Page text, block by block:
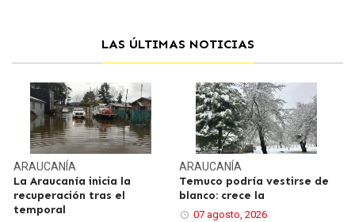
LAS ÚLTIMAS NOTICIAS
ARAUCANÍA
La Araucanía inicia la
recuperación tras el
temporal
ARAUCANÍA
Temuco podría vestirse de
blanco: crece la
07 agosto, 2026